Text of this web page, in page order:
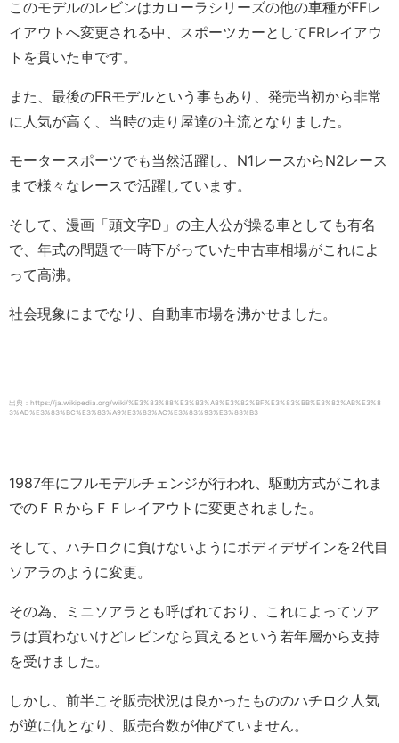
このモデルのレビンはカローラシリーズの他の車種がFFレ
イアウトへ変更される中、スポーツカーとしてFRレイアウ
トを貫いた車です。
また、最後のFRモデルという事もあり、発売当初から非常
に人気が高く、当時の走り屋達の主流となりました。
モータースポーツでも当然活躍し、N1レースからN2レース
まで様々なレースで活躍しています。
そして、漫画「頭文字D」の主人公が操る車としても有名
で、年式の問題で一時下がっていた中古車相場がこれによ
って高沸。
社会現象にまでなり、自動車市場を沸かせました。
出典：https://ja.wikipedia.org/wiki/%E3%83%88%E3%83%A8%E3%82%BF%E3%83%BB%E3%82%AB%E3%8
3%AD%E3%83%BC%E3%83%A9%E3%83%AC%E3%83%93%E3%83%B3
1987年にフルモデルチェンジが行われ、駆動方式がこれま
でのＦＲからＦＦレイアウトに変更されました。
そして、ハチロクに負けないようにボディデザインを2代目
ソアラのように変更。
その為、ミニソアラとも呼ばれており、これによってソア
ラは買わないけどレビンなら買えるという若年層から支持
を受けました。
しかし、前半こそ販売状況は良かったもののハチロク人気
が逆に仇となり、販売台数が伸びていません。